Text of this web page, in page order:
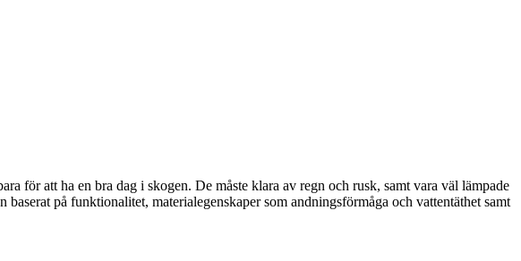
för att ha en bra dag i skogen. De måste klara av regn och rusk, samt vara väl lämpade
på funktionalitet, materialegenskaper som andningsförmåga och vattentäthet samt